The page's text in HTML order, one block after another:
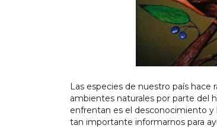
Las especies de nuestro país
ambientes naturales por parte del
enfrentan es el desconocimiento y
tan importante informarnos para